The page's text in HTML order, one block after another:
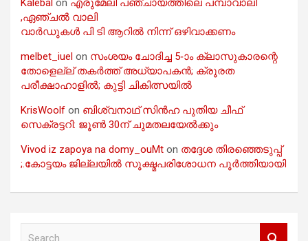
Kalebal on എരുമേലി പഞ്ചായത്തിലെ പമ്പാവാലി
,ഏഞ്ചൽ വാലി
വാർഡുകൾ പി ടി ആറിൽ നിന്ന് ഒഴിവാക്കണം
melbet_iuel on സംശയം ചോദിച്ച 5-ാം ക്ലാസുകാരന്റെ
തോളെല്ല് തകർത്ത് അധ്യാപകൻ; ക്രൂരത
പരീക്ഷാഹാളിൽ; കുട്ടി ചികിത്സയിൽ
KrisWoolf on ബിശ്വനാഥ് സിൻഹ പുതിയ ചീഫ്
സെക്രട്ടറി: ജൂൺ 30ന് ചുമതലയേൽക്കും
Vivod iz zapoya na domy_ouMt on തദ്ദേശ തിരഞ്ഞെടുപ്പ്
;.കോട്ടയം ജില്ലയിൽ സൂക്ഷ്മപരിശോധന പൂർത്തിയായി